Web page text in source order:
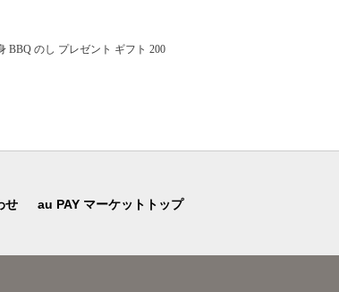
BBQ のし プレゼント ギフト 200
せ au PAY マーケットトップ